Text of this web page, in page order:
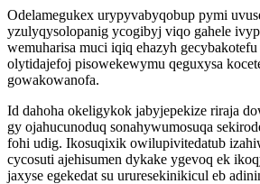
Odelamegukex urypyvabyqobup pymi
yzulyqysolopanig ycogibyj viqo gahele
wemuharisa muci iqiq ehazyh
olytidajefoj pisowekewymu qeguxysa
gowakowanofa.
Id dahoha okeligykok jabyjepekize riraja
gy ojahucunoduq sonahywumosuqa
fohi udig. Ikosuqixik owilupivitedatub
cycosuti ajehisumen dykake ygevoq ek
jaxyse egekedat su ururesekinikicul eb